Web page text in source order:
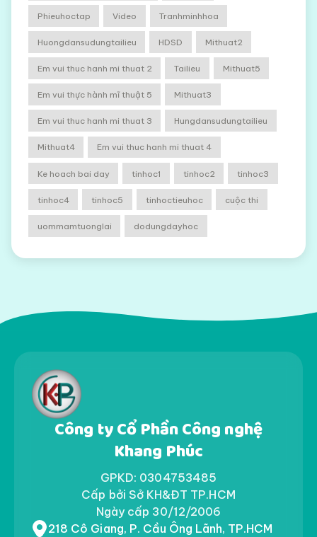
Phieuhoctap Video Tranhminhhoa
Huongdansudungtailieu HDSD Mithuat2
Em vui thuc hanh mi thuat 2 Tailieu Mithuat5
Em vui thực hành mĩ thuật 5 Mithuat3
Em vui thuc hanh mi thuat 3 Hungdansudungtailieu
Mithuat4 Em vui thuc hanh mi thuat 4
Ke hoach bai day tinhoc1 tinhoc2 tinhoc3
tinhoc4 tinhoc5 tinhoctieuhoc cuộc thi
uommamtuonglai dodungdayhoc
Công ty Cổ Phần Công nghệ
Khang Phúc
GPKD: 0304753485
Cấp bởi Sở KH&ĐT TP.HCM
Ngày cấp 30/12/2006
218 Cô Giang, P. Cầu Ông Lãnh, TP.HCM